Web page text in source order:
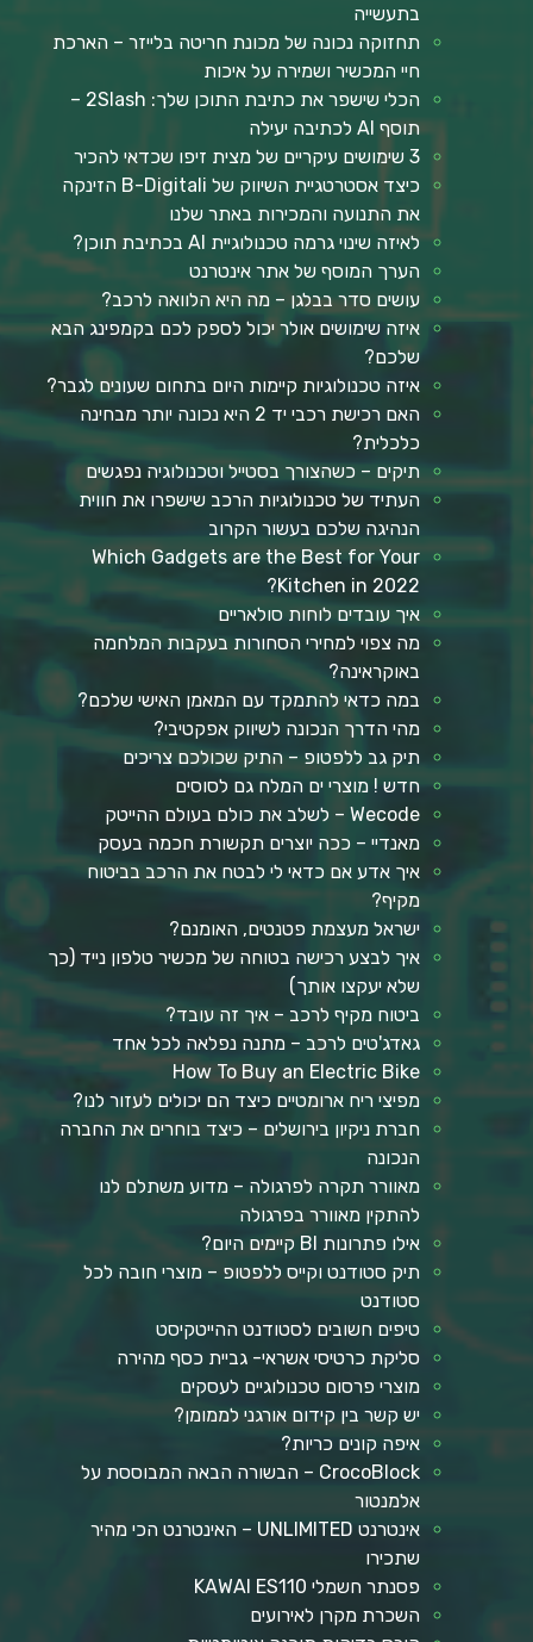
בתעשייה
תחזוקה נכונה של מכונת חריטה בלייזר – הארכת
חיי המכשיר ושמירה על איכות
הכלי שישפר את כתיבת התוכן שלך: 2Slash –
תוסף AI לכתיבה יעילה
3 שימושים עיקריים של מצית זיפו שכדאי להכיר
כיצד אסטרטגיית השיווק של B-Digitali הזינקה
את התנועה והמכירות באתר שלנו
לאיזה שינוי גרמה טכנולוגיית AI בכתיבת תוכן?
הערך המוסף של אתר אינטרנט
עושים סדר בבלגן – מה היא הלוואה לרכב?
איזה שימושים אולר יכול לספק לכם בקמפינג הבא
שלכם?
איזה טכנולוגיות קיימות היום בתחום שעונים לגבר?
האם רכישת רכבי יד 2 היא נכונה יותר מבחינה
כלכלית?
תיקים – כשהצורך בסטייל וטכנולוגיה נפגשים
העתיד של טכנולוגיות הרכב שישפרו את חווית
הנהיגה שלכם בעשור הקרוב
Which Gadgets are the Best for Your
Kitchen in 2022?
איך עובדים לוחות סולאריים
מה צפוי למחירי הסחורות בעקבות המלחמה
באוקראינה?
במה כדאי להתמקד עם המאמן האישי שלכם?
מהי הדרך הנכונה לשיווק אפקטיבי?
תיק גב ללפטופ – התיק שכולכם צריכים
חדש ! מוצרי ים המלח גם לסוסים
Wecode – לשלב את כולם בעולם ההייטק
מאנדיי – ככה יוצרים תקשורת חכמה בעסק
איך אדע אם כדאי לי לבטח את הרכב בביטוח
מקיף?
ישראל מעצמת פטנטים, האומנם?
איך לבצע רכישה בטוחה של מכשיר טלפון נייד (כך
שלא יעקצו אותך)
ביטוח מקיף לרכב – איך זה עובד?
גאדג'טים לרכב – מתנה נפלאה לכל אחד
How To Buy an Electric Bike
מפיצי ריח ארומטיים כיצד הם יכולים לעזור לנו?
חברת ניקיון בירושלים – כיצד בוחרים את החברה
הנכונה
מאוורר תקרה לפרגולה – מדוע משתלם לנו
להתקין מאוורר בפרגולה
אילו פתרונות BI קיימים היום?
תיק סטודנט וקייס ללפטופ – מוצרי חובה לכל
סטודנט
טיפים חשובים לסטודנט ההייטקיסט
סליקת כרטיסי אשראי- גביית כסף מהירה
מוצרי פרסום טכנולוגיים לעסקים
יש קשר בין קידום אורגני לממומן?
איפה קונים כריות?
CrocoBlock – הבשורה הבאה המבוססת על
אלמנטור
אינטרנט UNLIMITED – האינטרנט הכי מהיר
שתכירו
פסנתר חשמלי KAWAI ES110
השכרת מקרן לאירועים